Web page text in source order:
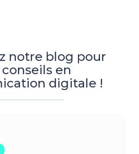
notre blog pour
en
digitale !